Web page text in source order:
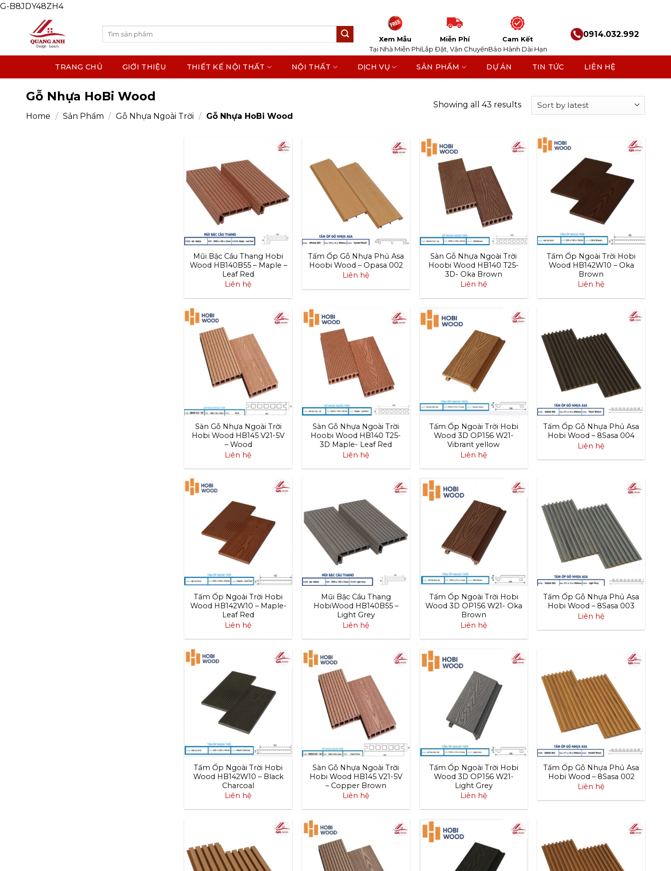
G-B8JDY48ZH4Skip
Search
Xem Mẫu
Tại Nhà Miễn Phí
Miễn Phí
Lắp Đặt, Vận Chuyển
Cam Kết
Bảo Hành Dài Hạn
0914.032.992
TRANG CHỦ GIỚI THIỆU THIẾT KẾ NỘI THẤT NỘI THẤT DỊCH VỤ SẢN PHẨM DỰ ÁN TIN TỨC LIÊN HỆ
Gỗ Nhựa HoBi Wood
Home / Sản Phẩm / Gỗ Nhựa Ngoài Trời / Gỗ Nhựa HoBi Wood
Showing all 43 results
Mũi Bậc Cầu Thang Hobi
Wood HB140B55 – Maple –
Leaf Red
Liên hệ
Tấm Ốp Gỗ Nhựa Phủ Asa
Hoobi Wood – Opasa 002
Liên hệ
Sàn Gỗ Nhựa Ngoài Trời
Hoobi Wood HB140 T25-
3D- Oka Brown
Liên hệ
Tấm Ốp Ngoài Trời Hobi
Wood HB142W10 – Oka
Brown
Liên hệ
Sàn Gỗ Nhựa Ngoài Trời
Hobi Wood HB145 V21-5V
– Wood
Liên hệ
Sàn Gỗ Nhựa Ngoài Trời
Hoobi Wood HB140 T25-
3D Maple- Leaf Red
Liên hệ
Tấm Ốp Ngoài Trời Hobi
Wood 3D OP156 W21-
Vibrant yellow
Liên hệ
Tấm Ốp Gỗ Nhựa Phủ Asa
Hobi Wood – 8Sasa 004
Liên hệ
Tấm Ốp Ngoài Trời Hobi
Wood HB142W10 – Maple-
Leaf Red
Liên hệ
Mũi Bậc Cầu Thang
HobiWood HB140B55 –
Light Grey
Liên hệ
Tấm Ốp Ngoài Trời Hobi
Wood 3D OP156 W21- Oka
Brown
Liên hệ
Tấm Ốp Gỗ Nhựa Phủ Asa
Hobi Wood – 8Sasa 003
Liên hệ
Tấm Ốp Ngoài Trời Hobi
Wood HB142W10 – Black
Charcoal
Liên hệ
Sàn Gỗ Nhựa Ngoài Trời
Hobi Wood HB145 V21-5V
– Copper Brown
Liên hệ
Tấm Ốp Ngoài Trời Hobi
Wood 3D OP156 W21-
Light Grey
Liên hệ
Tấm Ốp Gỗ Nhựa Phủ Asa
Hobi Wood – 8Sasa 002
Liên hệ